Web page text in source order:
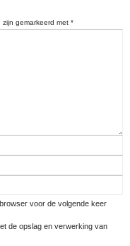
zijn gemarkeerd met *
voor de volgende keer
de opslag en verwerking van